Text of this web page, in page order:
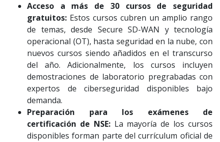
Acceso a más de 30 cursos de seguridad
gratuitos: Estos cursos cubren un amplio rango
de temas, desde Secure SD-WAN y tecnología
operacional (OT), hasta seguridad en la nube, con
nuevos cursos siendo añadidos en el transcurso
del año. Adicionalmente, los cursos incluyen
demostraciones de laboratorio pregrabadas con
expertos de ciberseguridad disponibles bajo
demanda.
Preparación para los exámenes de
certificación de NSE: La mayoría de los cursos
disponibles forman parte del currículum oficial de